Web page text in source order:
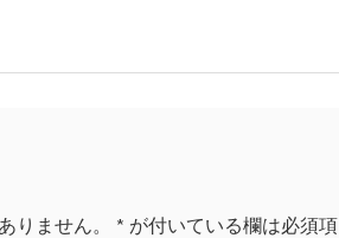
りません。 * が付いている欄は必須項